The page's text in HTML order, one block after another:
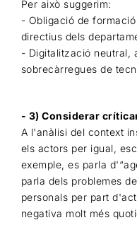
Per això suggerim:
- Obligació de
directius dels
- Digitalització neutral,
sobrecàrregues de
- 3) Considerar
A l'anàlisi del context
els actors per igual,
exemple, es parla
parla dels problemes
personals per part
negativa molt més